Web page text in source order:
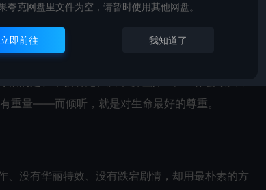
完成的梦、未选择的路……这些遗憾藏在心底，午夜梦
里，看见自己的遗憾，也学会与自己和解。
的是从未被听见、从未被理解**。世界会毁灭，生
重量——而倾听，就是对生命最好的尊重。
没有华丽特效、没有跌宕剧情，却用最朴素的方
夸克网盘里文件为空，请暂时使用其他网盘。
立即前往 我知道了